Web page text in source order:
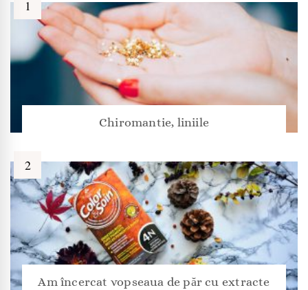
Chiromantie, liniile
Am încercat vopseaua de păr cu extracte